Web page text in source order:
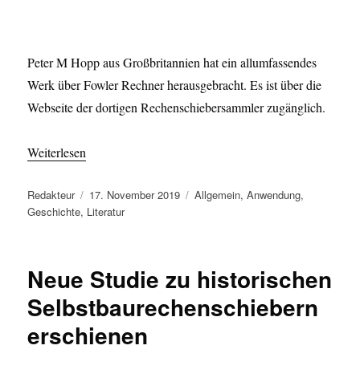
Peter M Hopp aus Großbritannien hat ein allumfassendes
Werk über Fowler Rechner herausgebracht. Es ist über die
Webseite der dortigen Rechenschiebersammler zugänglich.
Weiterlesen
Autor
Redakteur
Veröffentlicht
am
17. November 2019 Kategorien
Allgemein,Anwendung,
Geschichte, Literatur
Neue Studie zu historischen
Selbstbaurechenschiebern
erschienen